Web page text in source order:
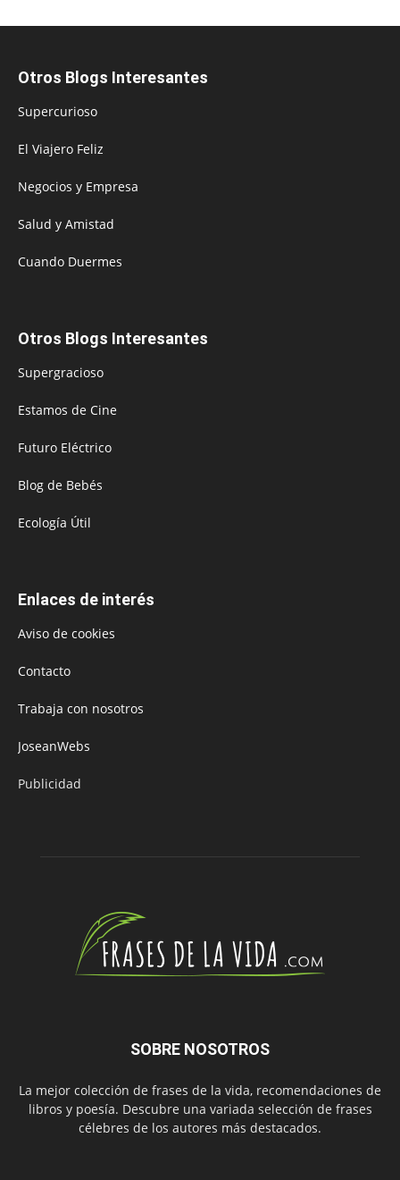
Otros Blogs Interesantes
Supercurioso
El Viajero Feliz
Negocios y Empresa
Salud y Amistad
Cuando Duermes
Otros Blogs Interesantes
Supergracioso
Estamos de Cine
Futuro Eléctrico
Blog de Bebés
Ecología Útil
Enlaces de interés
Aviso de cookies
Contacto
Trabaja con nosotros
JoseanWebs
Publicidad
SOBRE NOSOTROS
La mejor colección de frases de la vida, recomendaciones de
libros y poesía. Descubre una variada selección de frases
célebres de los autores más destacados.